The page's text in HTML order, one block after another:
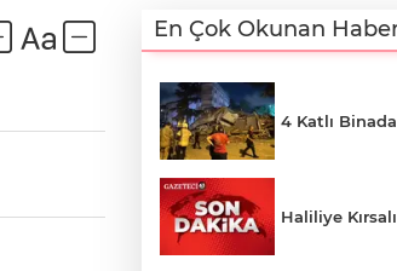
En Çok Okunan
4 Katlı
Haliliye